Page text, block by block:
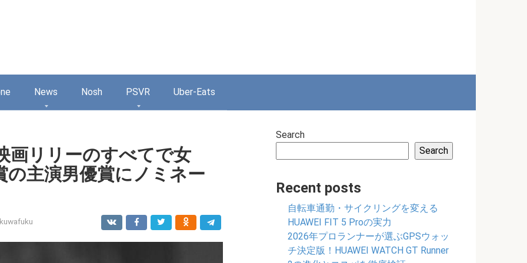
News Nosh PSVR Uber-Eats
画リリーのすべてで女
主演男優賞にノミネー
kuwafuku
Search
Search
Recent posts
自転車通勤・サイクリングを変える
HUAWEI FIT 5 Proの実力
2026年プロランナーが選ぶGPSウォッ
チ決定版！HUAWEI WATCH GT Runner